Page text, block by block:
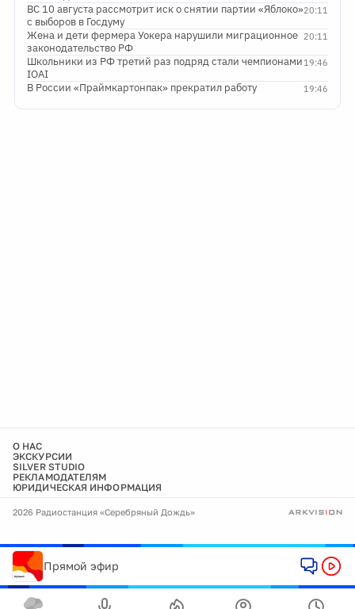
20:11
ВС 10 августа рассмотрит иск о снятии партии «Яблоко»
с выборов в Госдуму
20:11
Жена и дети фермера Уокера нарушили миграционное
законодательство РФ
19:46
Школьники из РФ третий раз подряд стали чемпионами
IOAI
19:46
В России «Праймкартонпак» прекратил работу
О НАС
ЭКСКУРСИИ
SILVER STUDIO
РЕКЛАМОДАТЕЛЯМ
ЮРИДИЧЕСКАЯ ИНФОРМАЦИЯ
2026 Радиостанция «Серебряный Дождь»
Прямой эфир